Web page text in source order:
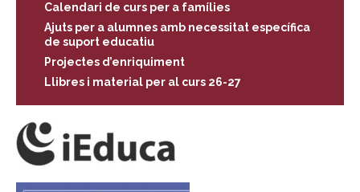
Calendari de curs per a famílies
Ajuts per a alumnes amb necessitat específica
de suport educatiu
Projectes d’enriquiment
Llibres i material per al curs 26-27